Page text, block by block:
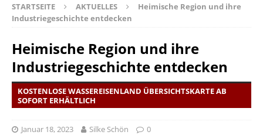
STARTSEITE AKTUELLES
Heimische Region und ihre
Industriegeschichte entdecken
Heimische Region und ihre
Industriegeschichte entdecken
KOSTENLOSE WASSEREISENLAND ÜBERSICHTSKARTE AB
SOFORT ERHÄLTLICH
Januar 18, 2023 Silke Schön 0